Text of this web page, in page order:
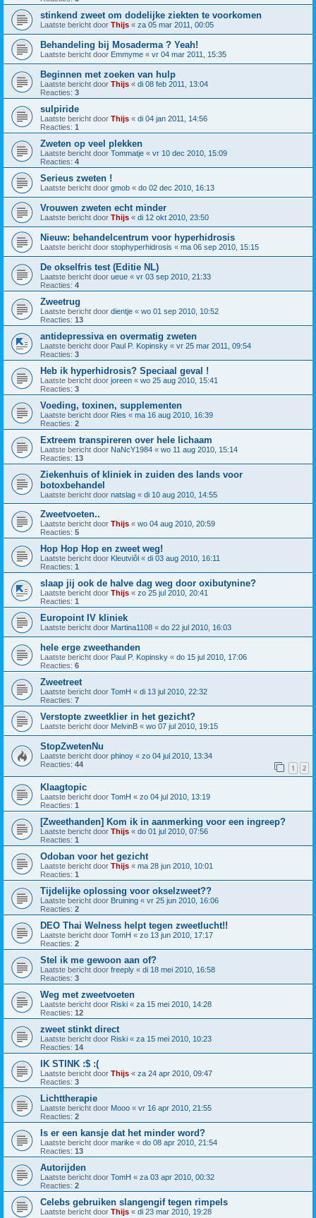
stinkend zweet om dodelijke ziekten te voorkomen
Laatste bericht door Thijs « za 05 mar 2011, 00:05
Behandeling bij Mosaderma ? Yeah!
Laatste bericht door Emmyme « vr 04 mar 2011, 15:35
Beginnen met zoeken van hulp
Laatste bericht door Thijs « di 08 feb 2011, 13:04
Reacties: 3
sulpiride
Laatste bericht door Thijs « di 04 jan 2011, 14:56
Reacties: 1
Zweten op veel plekken
Laatste bericht door Tommatje « vr 10 dec 2010, 15:09
Reacties: 4
Serieus zweten !
Laatste bericht door gmob « do 02 dec 2010, 16:13
Vrouwen zweten echt minder
Laatste bericht door Thijs « di 12 okt 2010, 23:50
Nieuw: behandelcentrum voor hyperhidrosis
Laatste bericht door stophyperhidrosis « ma 06 sep 2010, 15:15
De okselfris test (Editie NL)
Laatste bericht door ueue « vr 03 sep 2010, 21:33
Reacties: 4
Zweetrug
Laatste bericht door dientje « wo 01 sep 2010, 10:52
Reacties: 13
antidepressiva en overmatig zweten
Laatste bericht door Paul P. Kopinsky « vr 25 mar 2011, 09:54
Reacties: 3
Heb ik hyperhidrosis? Speciaal geval !
Laatste bericht door joreen « wo 25 aug 2010, 15:41
Reacties: 3
Voeding, toxinen, supplementen
Laatste bericht door Ries « ma 16 aug 2010, 16:39
Reacties: 2
Extreem transpireren over hele lichaam
Laatste bericht door NaNcY1984 « wo 11 aug 2010, 15:14
Reacties: 13
Ziekenhuis of kliniek in zuiden des lands voor
botoxbehandel
Laatste bericht door natslag « di 10 aug 2010, 14:55
Zweetvoeten..
Laatste bericht door Thijs « wo 04 aug 2010, 20:59
Reacties: 5
Hop Hop Hop en zweet weg!
Laatste bericht door Kleutviôl « di 03 aug 2010, 16:11
Reacties: 1
slaap jij ook de halve dag weg door oxibutynine?
Laatste bericht door Thijs « zo 25 jul 2010, 20:41
Reacties: 1
Europoint IV kliniek
Laatste bericht door Martina1108 « do 22 jul 2010, 16:03
hele erge zweethanden
Laatste bericht door Paul P. Kopinsky « do 15 jul 2010, 17:06
Reacties: 6
Zweetreet
Laatste bericht door TomH « di 13 jul 2010, 22:32
Reacties: 7
Verstopte zweetklier in het gezicht?
Laatste bericht door MelvinB « wo 07 jul 2010, 19:15
StopZwetenNu
Laatste bericht door phinoy « zo 04 jul 2010, 13:34
Reacties: 44 1 2
Klaagtopic
Laatste bericht door TomH « zo 04 jul 2010, 13:19
Reacties: 1
[Zweethanden] Kom ik in aanmerking voor een ingreep?
Laatste bericht door Thijs « do 01 jul 2010, 07:56
Reacties: 1
Odoban voor het gezicht
Laatste bericht door Thijs « ma 28 jun 2010, 10:01
Reacties: 1
Tijdelijke oplossing voor okselzweet??
Laatste bericht door Bruining « vr 25 jun 2010, 16:06
Reacties: 2
DEO Thai Welness helpt tegen zweetlucht!!
Laatste bericht door TomH « zo 13 jun 2010, 17:17
Reacties: 2
Stel ik me gewoon aan of?
Laatste bericht door freeply « di 18 mei 2010, 16:58
Reacties: 3
Weg met zweetvoeten
Laatste bericht door Riski « za 15 mei 2010, 14:28
Reacties: 12
zweet stinkt direct
Laatste bericht door Riski « za 15 mei 2010, 10:23
Reacties: 14
IK STINK :$ :(
Laatste bericht door Thijs « za 24 apr 2010, 09:47
Reacties: 3
Lichttherapie
Laatste bericht door Mooo « vr 16 apr 2010, 21:55
Reacties: 2
Is er een kansje dat het minder word?
Laatste bericht door marike « do 08 apr 2010, 21:54
Reacties: 13
Autorijden
Laatste bericht door TomH « za 03 apr 2010, 00:32
Reacties: 2
Celebs gebruiken slangengif tegen rimpels
Laatste bericht door Thijs « di 23 mar 2010, 19:28